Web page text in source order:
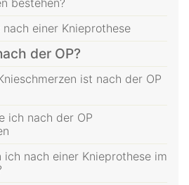
einer Knieprothese
der OP?
ist nach der OP
ich nach der OP
ich nach einer Knieprothese im